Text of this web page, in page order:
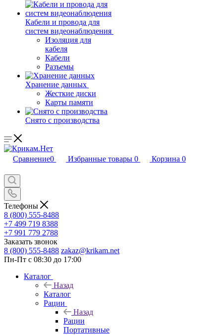
Кабели и провода для
систем видеонаблюдения
Изоляция для
кабеля
Кабели
Разъемы
Хранение данных
Жесткие диски
Карты памяти
Снято с производства
Сравнение0 Избранные товары 0 Корзина 0
Телефоны
8 (800) 555-8488
+7 499 719 8388
+7 991 779 2788
Заказать звонок
8 (800) 555-8488 zakaz@krikam.net
Пн-Пт с 08:30 до 17:00
Каталог
Назад
Каталог
Рации
Назад
Рации
Портативные